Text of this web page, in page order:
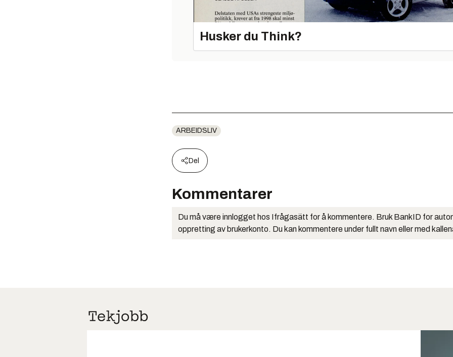
Husker du Think?
ARBEIDSLIV
Del
Kommentarer
Du må være innlogget hos Ifrågasätt for å kommentere. Bruk BankID for
oppretting av brukerkonto. Du kan kommentere under fullt navn eller med